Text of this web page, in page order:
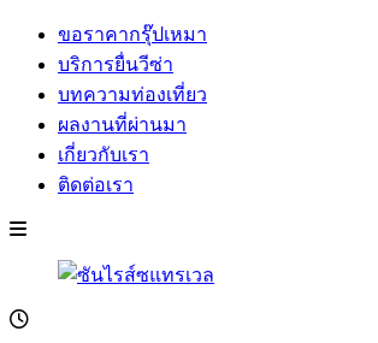
ขอราคากรุ๊ปเหมา
บริการยื่นวีซ่า
บทความท่องเที่ยว
ผลงานที่ผ่านมา
เกี่ยวกับเรา
ติดต่อเรา